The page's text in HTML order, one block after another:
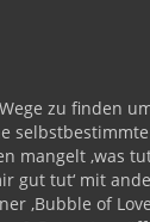
zu finden
‚was
gut tut‘ mit
‚Bubble of